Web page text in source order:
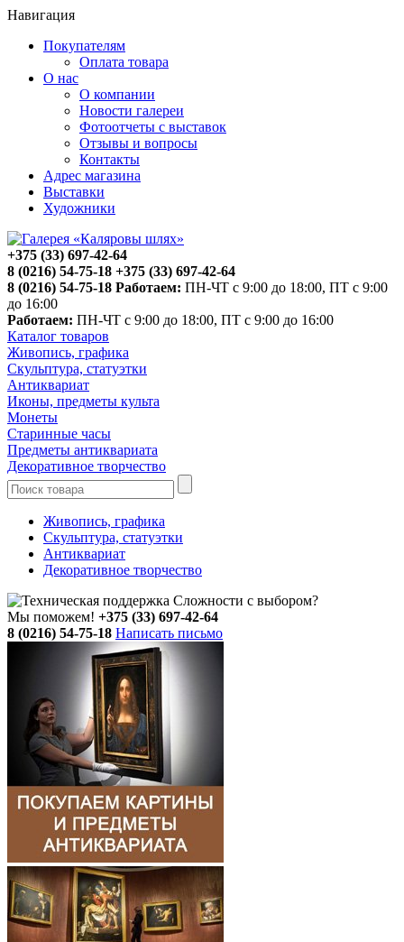
Навигация
Покупателям
Оплата товара
О нас
О компании
Новости галереи
Фотоотчеты с выставок
Отзывы и вопросы
Контакты
Адрес магазина
Выставки
Художники
+375 (33) 697-42-64
8 (0216) 54-75-18 +375 (33) 697-42-64
8 (0216) 54-75-18 Работаем: ПН-ЧТ с 9:00 до 18:00, ПТ с 9:00
до 16:00
Работаем: ПН-ЧТ с 9:00 до 18:00, ПТ с 9:00 до 16:00
Каталог товаров
Живопись, графика
Скульптура, статуэтки
Антиквариат
Иконы, предметы культа
Монеты
Старинные часы
Предметы антиквариата
Декоративное творчество
Живопись, графика
Скульптура, статуэтки
Антиквариат
Декоративное творчество
Сложности с выбором?
Мы поможем! +375 (33) 697-42-64
8 (0216) 54-75-18 Написать письмо